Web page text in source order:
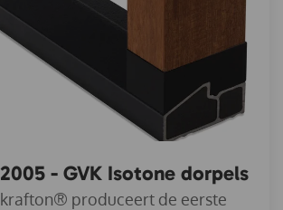
2005 - GVK Isotone dorpels
krafton® produceert de eerste